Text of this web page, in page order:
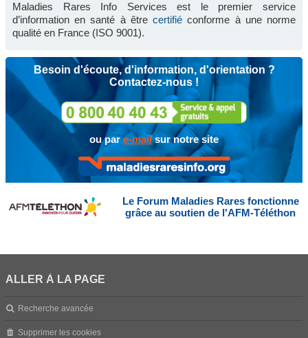
Maladies Rares Info Services est le premier service
d’information en santé à êtrecertifié conforme à une norme
qualité en France (ISO 9001).
Besoin d'écoute, d'information, d'orientation ?
Contactez-nous !
ou pare-mailsur notre site
Le Forum Maladies Rares fonctionne
grâce au soutien de l'AFM-Téléthon
ALLER À LA PAGE
Recherche avancée
Supprimer les cookies